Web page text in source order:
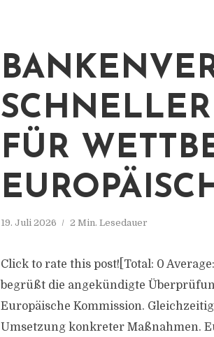
FÜR
19. Juli 2026 2 Min. Lesedauer
Click to rate this post![Total: 0
begrüßt die angekündigte
Europäische Kommission.
Umsetzung konkreter Maßnahmen.